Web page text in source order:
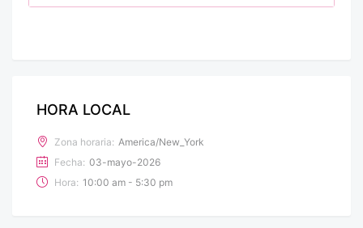
HORA LOCAL
Zona horaria: America/New_York
Fecha: 03-mayo-2026
Hora: 10:00 am - 5:30 pm